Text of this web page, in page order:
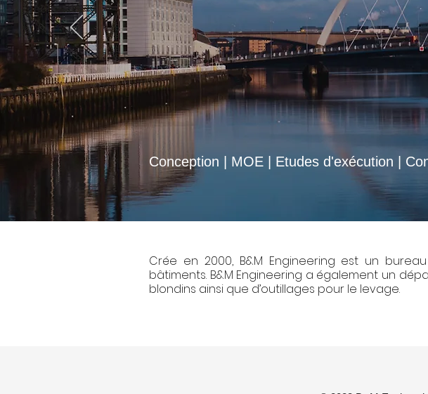
Conception | MOE | Etudes d'exécution |
Crée en 2000, B&M Engineering est un
bâtiments. B&M Engineering a également un
blondins ainsi que d’outillages pour le levage.